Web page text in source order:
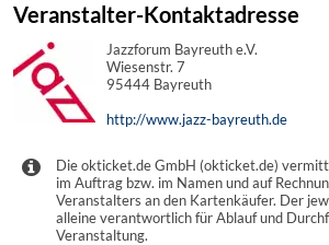
Veranstalter-Kontaktadresse
Jazzforum Bayreuth e.V.
Wiesenstr. 7
95444 Bayreuth
http://www.jazz-bayreuth.de
Die okticket.de GmbH (okticket.de)
im Auftrag bzw. im Namen und auf
Veranstalters an den Kartenkäufer. Der
alleine verantwortlich für Ablauf und
Veranstaltung.